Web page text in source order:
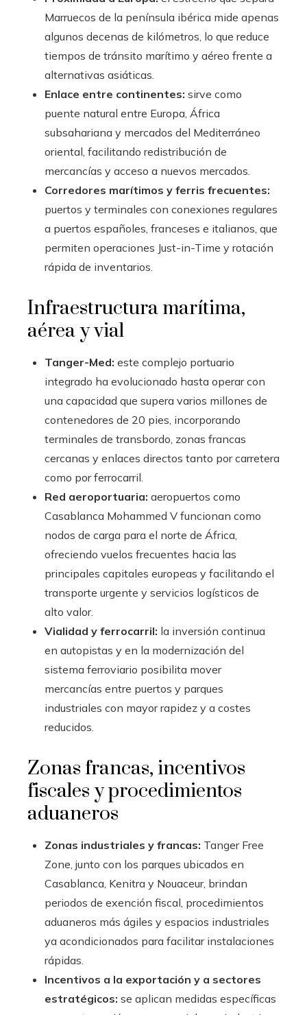
Marruecos de la península ibérica mide apenas
algunos decenas de kilómetros, lo que reduce
tiempos de tránsito marítimo y aéreo frente a
alternativas asiáticas.
Enlace entre continentes: sirve como
puente natural entre Europa, África
subsahariana y mercados del Mediterráneo
oriental, facilitando redistribución de
mercancías y acceso a nuevos mercados.
Corredores marítimos y ferris frecuentes:
puertos y terminales con conexiones regulares
a puertos españoles, franceses e italianos, que
permiten operaciones Just-in-Time y rotación
rápida de inventarios.
Infraestructura marítima,
aérea y vial
Tanger-Med: este complejo portuario
integrado ha evolucionado hasta operar con
una capacidad que supera varios millones de
contenedores de 20 pies, incorporando
terminales de transbordo, zonas francas
cercanas y enlaces directos tanto por carretera
como por ferrocarril.
Red aeroportuaria: aeropuertos como
Casablanca Mohammed V funcionan como
nodos de carga para el norte de África,
ofreciendo vuelos frecuentes hacia las
principales capitales europeas y facilitando el
transporte urgente y servicios logísticos de
alto valor.
Vialidad y ferrocarril: la inversión continua
en autopistas y en la modernización del
sistema ferroviario posibilita mover
mercancías entre puertos y parques
industriales con mayor rapidez y a costes
reducidos.
Zonas francas, incentivos
fiscales y procedimientos
aduaneros
Zonas industriales y francas: Tanger Free
Zone, junto con los parques ubicados en
Casablanca, Kenitra y Nouaceur, brindan
periodos de exención fiscal, procedimientos
aduaneros más ágiles y espacios industriales
ya acondicionados para facilitar instalaciones
rápidas.
Incentivos a la exportación y a sectores
estratégicos: se aplican medidas específicas